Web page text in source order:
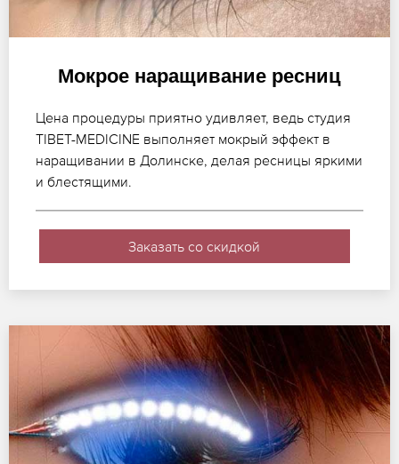
Мокрое наращивание ресниц
Цена процедуры приятно удивляет, ведь студия
TIBET-MEDICINE выполняет мокрый эффект в
наращивании в Долинске, делая ресницы яркими
и блестящими.
Заказать со скидкой